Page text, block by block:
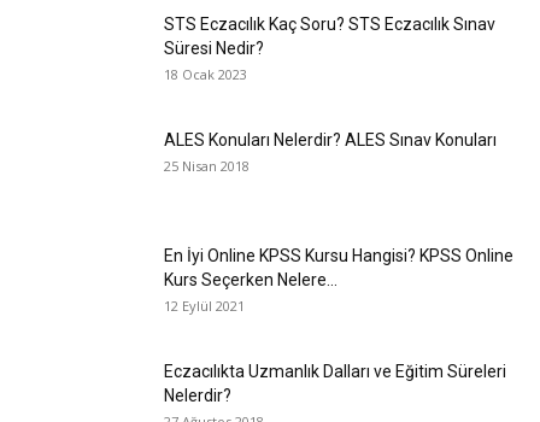
STS Eczacılık Kaç Soru? STS Eczacılık Sınav
Süresi Nedir?
18 Ocak 2023
ALES Konuları Nelerdir? ALES Sınav Konuları
25 Nisan 2018
En İyi Online KPSS Kursu Hangisi? KPSS Online
Kurs Seçerken Nelere...
12 Eylül 2021
Eczacılıkta Uzmanlık Dalları ve Eğitim Süreleri
Nelerdir?